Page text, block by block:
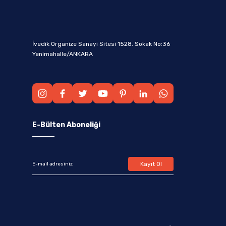
İvedik Organize Sanayi Sitesi 1528. Sokak No:36
Yenimahalle/ANKARA
E-Bülten Aboneliği
Kayıt Ol